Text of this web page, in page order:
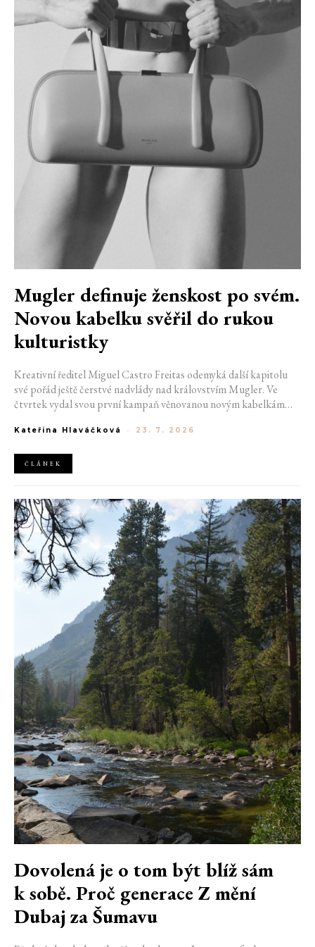
Mugler definuje ženskost po svém.
Novou kabelku svěřil do rukou
kulturistky
Kreativní ředitel Miguel Castro Freitas odemyká další kapitolu
své pořád ještě čerstvé nadvlády nad královstvím Mugler. Ve
čtvrtek vydal svou první kampaň věnovanou novým kabelkám
do módního domu dorazil. Umně mísí výrazy minulosti a dávných
Kateřina Hlaváčková - 23. 7. 2026
ČLÁNEK
Dovolená je o tom být blíž sám
k sobě. Proč generace Z mění
Dubaj za Šumavu